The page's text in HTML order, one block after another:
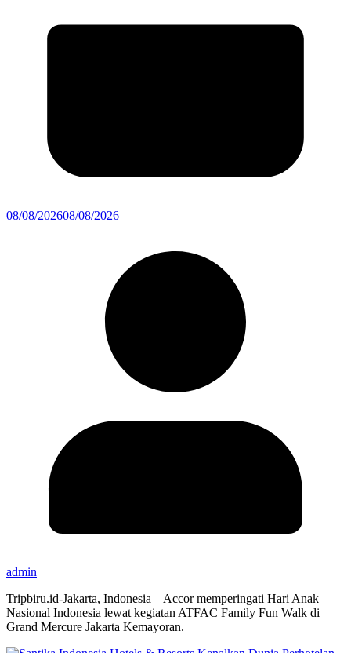
08/08/202608/08/2026
admin
Tripbiru.id-Jakarta, Indonesia – Accor memperingati Hari Anak
Nasional Indonesia lewat kegiatan ATFAC Family Fun Walk di
Grand Mercure Jakarta Kemayoran.